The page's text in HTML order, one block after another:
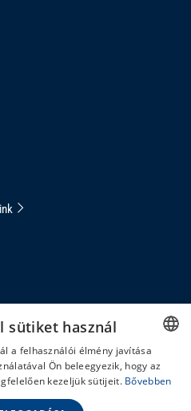
HUNGARIAN
sütiket használ
a felhasználói élmény javítása
Ön beleegyezik, hogy az
kezeljük sütijeit. Bővebben